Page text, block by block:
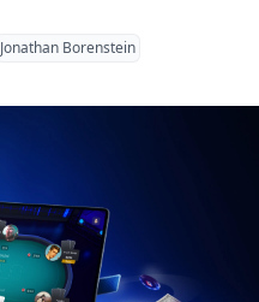
Jonathan Borenstein